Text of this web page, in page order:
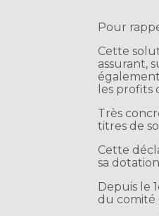
Pour
Cette
assurant,
les profits
Très
titres de
Cette
sa
Depuis le
du comité